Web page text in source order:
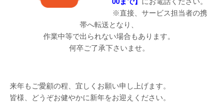
※直接、サービス担当者の携
帯へ転送となり、
作業中等で出られない場合もあります。
何卒ご了承下さいませ。
来年もご愛顧の程、宜しくお願い申し上げます。
皆様、どうぞお健やかに新年をお迎えください。